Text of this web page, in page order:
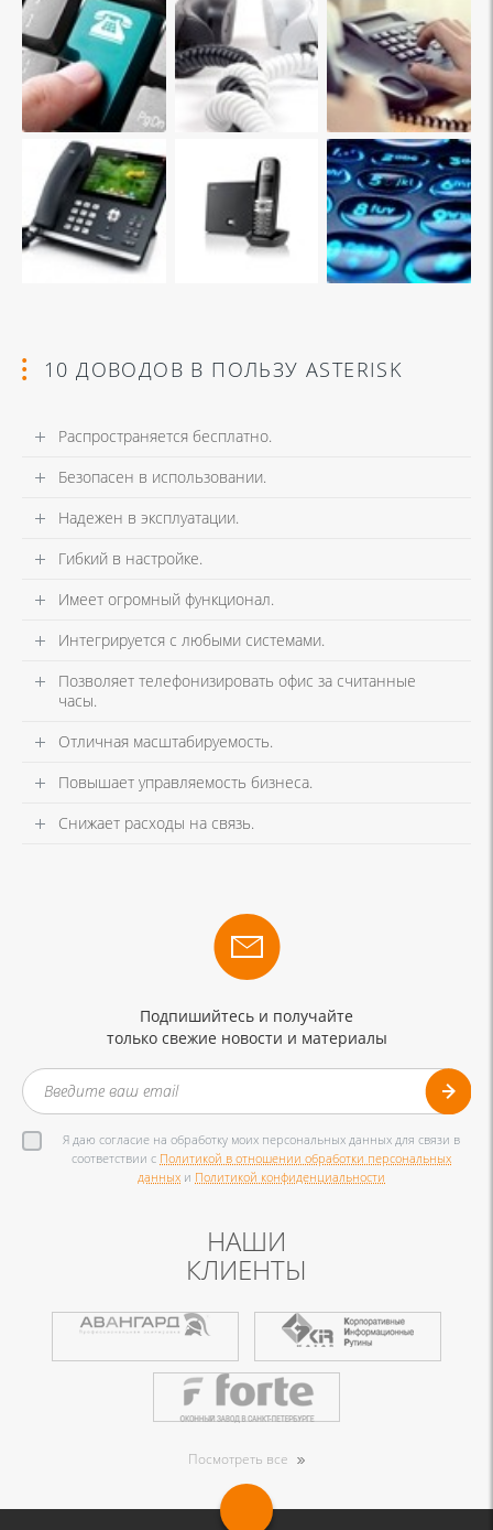
10 ДОВОДОВ В ПОЛЬЗУ ASTERISK
Распространяется бесплатно.
Безопасен в использовании.
Надежен в эксплуатации.
Гибкий в настройке.
Имеет огромный функционал.
Интегрируется с любыми системами.
Позволяет телефонизировать офис за считанные
часы.
Отличная масштабируемость.
Повышает управляемость бизнеса.
Снижает расходы на связь.
Подпишийтесь и получайте
только свежие новости и материалы
Я даю согласие на обработку моих персональных данных для связи в
соответствии с Политикой в отношении обработки персональных
данных и Политикой конфиденциальности
НАШИ
КЛИЕНТЫ
Посмотреть все